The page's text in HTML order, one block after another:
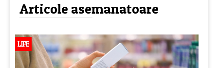
Articole asemanatoare
LIFE